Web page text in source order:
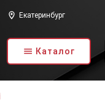
Екатеринбург
Каталог